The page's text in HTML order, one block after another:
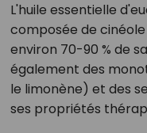
L'huile essentielle
composée de
environ 70-90 % de
également des
le limonène) et des
ses propriétés